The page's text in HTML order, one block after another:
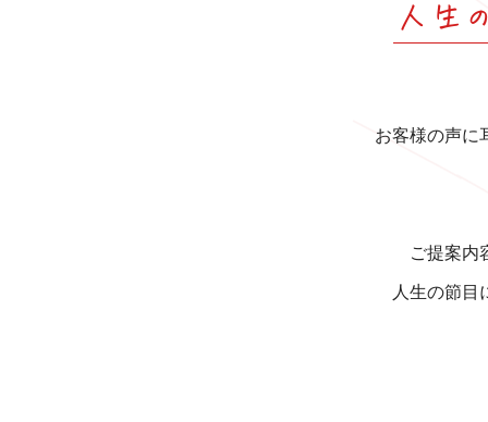
人生
お客様の声に
ご提案内
人生の節目